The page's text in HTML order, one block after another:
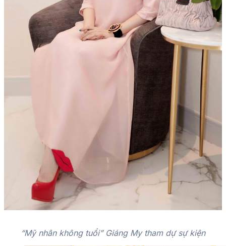
“Mỹ nhân không tuổi” Giáng My tham dự sự kiện